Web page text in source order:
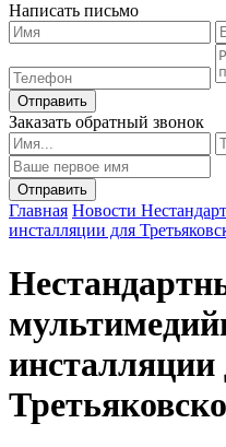
Написать письмо
Отправить
Заказать обратный звонок
Главная Новости
инсталляции для
инсталляции